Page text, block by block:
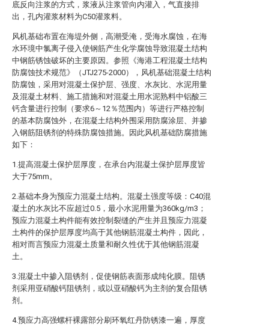
底反向注浆的方式，浆液从注浆管向内灌入，气直接排
出，孔内灌浆材料为C50灌浆料。
风机基础布置在海堤外侧，高潮受淹，受海水腐蚀，在海
水环境中氯离子侵入使钢筋产生化学腐蚀导致混凝土结构
中钢筋锈蚀破坏的主要原因。参照《海港工程混凝土结构
防腐蚀技术规范》（JTJ275-2000），风机基础混凝土结构
防腐蚀，采用对混凝土保护层、强度、水灰比、水泥用量
及混凝土材料、施工措施和对混凝土用水泥熟料中铝酸三
钙含量进行控制（要求6～12％范围内）等进行严格控制
的基本防腐蚀外，在混凝土结构外围采用防腐涂层、并掺
入钢筋阻锈剂的特殊防腐蚀措施。因此风机基础防腐措施
如下：
1.提高混凝土保护层厚度，在承台内混凝土保护层厚度皆
大于75mm。
2.基础本身为预应力混凝土结构。混凝土强度等级：C40混
凝土的水灰比不应超过0.5，最小水泥用量为360kg/m3；
预应力混凝土构件能有效控制裂缝的产生并且预应力混凝
土构件的保护层厚度均高于其他钢筋混凝土构件，因此，
相对而言预应力混凝土质量和耐久性优于其他钢筋混凝
土。
3.混凝土中掺入阻锈剂，促使钢筋表面形成纯化膜。阻锈
剂采用亚硝酸钙阻锈剂，或以亚硝酸钙为主剂的复合阻锈
剂。
4.预应力高强螺杆裸露部分刷环氧红丹防锈漆一遍，厚度